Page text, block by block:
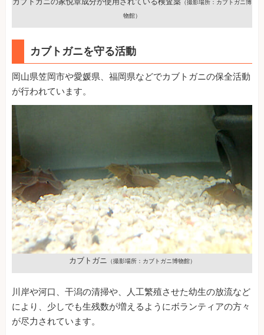
（撮影場所：カブトガニ博
物館）
カブトガニを守る活動
岡山県笠岡市や愛媛県、福岡県などでカブトガニの保全活動
が行われています。
カブトガニ （撮影場所：カブトガニ博物館）
川岸や河口、干潟の清掃や、人工繁殖させた幼生の放流など
により、少しでも生残数が増えるようにボランティアの方々
が尽力されています。